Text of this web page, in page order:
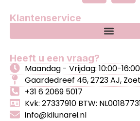
Klantenservice
Heeft u een vraag?
Maandag - Vrijdag: 10:00-16:00
Gaardedreef 46, 2723 AJ,
+31 6 2069 5017
Kvk: 27337910 BTW:
info@kilunarei.nl